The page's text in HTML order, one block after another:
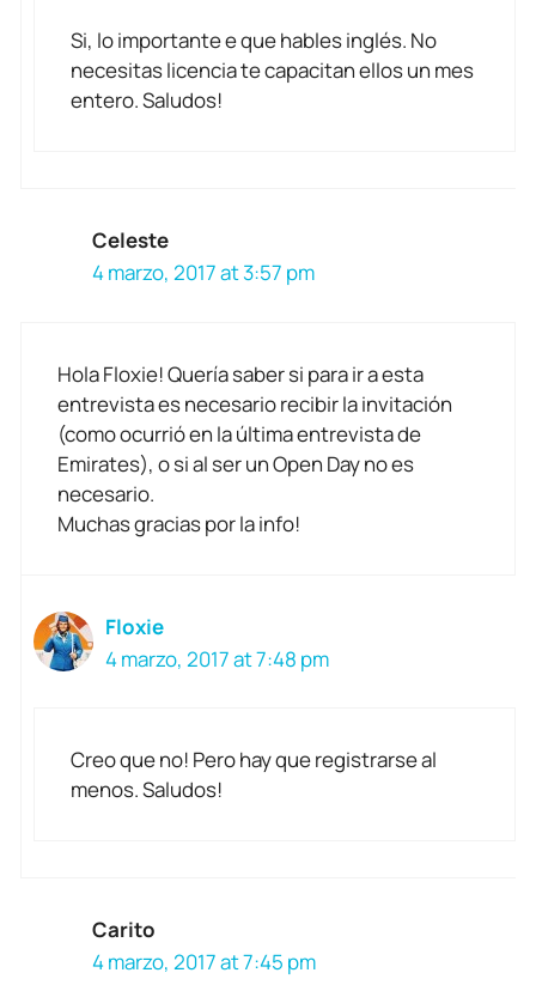
Si, lo importante e que hables inglés. No
necesitas licencia te capacitan ellos un mes
entero. Saludos!
Celeste
4 marzo, 2017 at 3:57 pm
Hola Floxie! Quería saber si para ir a esta
entrevista es necesario recibir la invitación
(como ocurrió en la última entrevista de
Emirates), o si al ser un Open Day no es
necesario.
Muchas gracias por la info!
Floxie
4 marzo, 2017 at 7:48 pm
Creo que no! Pero hay que registrarse al
menos. Saludos!
Carito
4 marzo, 2017 at 7:45 pm